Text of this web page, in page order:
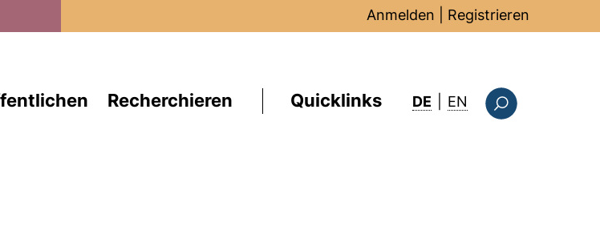
Anmelden Registrieren
Recherchieren Quicklinks DE EN : this page in